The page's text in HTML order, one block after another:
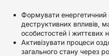
Формувати енергетичний
деструктивних впливів,
особистостей і життєвих
Активізувати процеси
загального стану через